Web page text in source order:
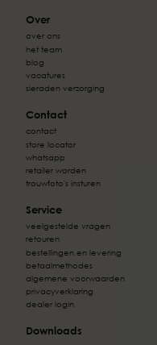
Over
over ons
het team
blog
vacatures
sieraden verzorging
Contact
contact
store locator
whatsapp
retailer worden
trouwfoto's insturen
Service
veelgestelde vragen
retouren
bestellingen en levering
betaalmethodes
algemene voorwaarden
privacyverklaring
dealer login
Downloads